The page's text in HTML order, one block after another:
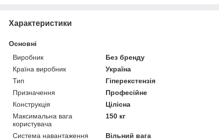
Характеристики
Основні
Виробник
Без бренду
Країна виробник
Україна
Тип
Гіперекстензія
Призначення
Професійне
Конструкція
Цілісна
Максимальна вага
користувача
150 кг
Система навантаження
Вільний вага